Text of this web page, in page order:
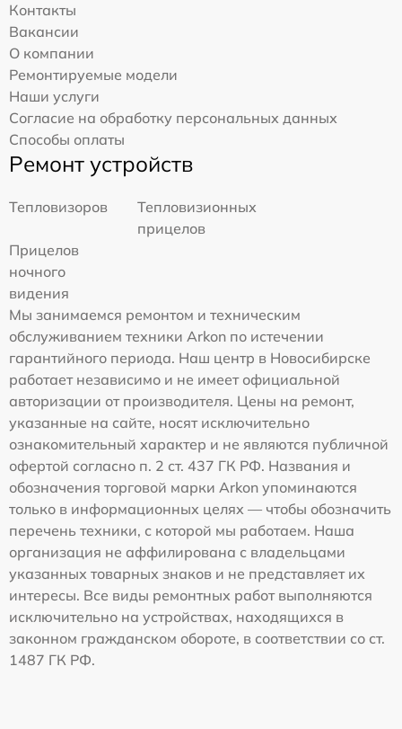
Контакты
Вакансии
О компании
Ремонтируемые модели
Наши услуги
Согласие на обработку персональных данных
Способы оплаты
Ремонт устройств
Тепловизоров
Тепловизионных
прицелов
Прицелов
ночного
видения
Мы занимаемся ремонтом и техническим
обслуживанием техники Arkon по истечении
гарантийного периода. Наш центр в Новосибирске
работает независимо и не имеет официальной
авторизации от производителя. Цены на ремонт,
указанные на сайте, носят исключительно
ознакомительный характер и не являются публичной
офертой согласно п. 2 ст. 437 ГК РФ. Названия и
обозначения торговой марки Arkon упоминаются
только в информационных целях — чтобы обозначить
перечень техники, с которой мы работаем. Наша
организация не аффилирована с владельцами
указанных товарных знаков и не представляет их
интересы. Все виды ремонтных работ выполняются
исключительно на устройствах, находящихся в
законном гражданском обороте, в соответствии со ст.
1487 ГК РФ.